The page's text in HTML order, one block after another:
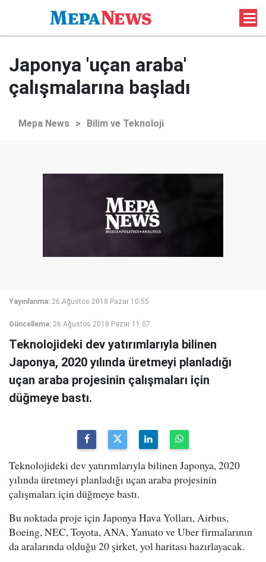
Japonya 'uçan araba'
çalışmalarına başladı
Mepa News > Bilim ve Teknoloji
Yayınlanma: 26 Ağustos 2018 Pazar 10:55
Güncelleme: 26 Ağustos 2018 Pazar 11:07
Teknolojideki dev yatırımlarıyla bilinen
Japonya, 2020 yılında üretmeyi planladığı
uçan araba projesinin çalışmaları için
düğmeye bastı.
Teknolojideki dev yatırımlarıyla bilinen Japonya, 2020
yılında üretmeyi planladığı uçan araba projesinin
çalışmaları için düğmeye bastı.
Bu noktada proje için Japonya Hava Yolları, Airbus,
Boeing, NEC, Toyota, ANA, Yamato ve Uber firmalarının
da aralarında olduğu 20 şirket, yol haritası hazırlayacak.